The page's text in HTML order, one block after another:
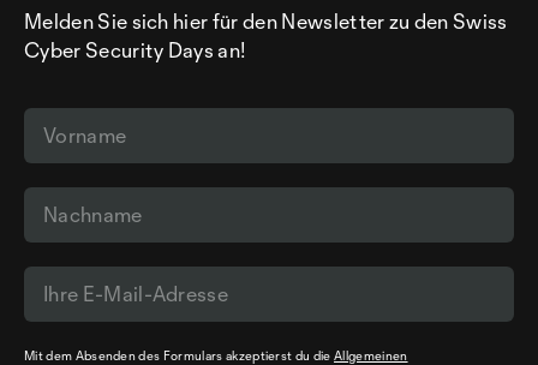
Melden Sie sich hier für den Newsletter zu den Swiss
Cyber Security Days an!
Mit dem Absenden des Formulars akzeptierst du dieAllgemeinen